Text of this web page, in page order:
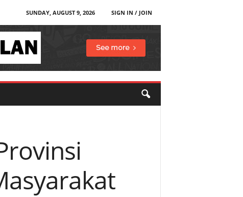
SUNDAY, AUGUST 9, 2026
SIGN IN / JOIN